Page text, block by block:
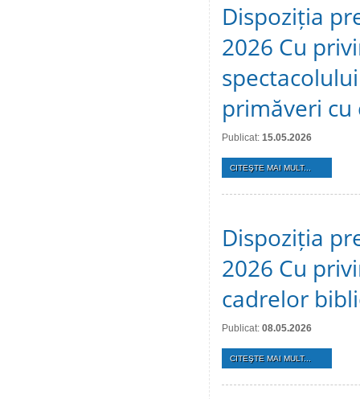
Dispoziția
2026 Cu
spectacolului
primăveri cu
Publicat: 15.05.2026
CITEŞTE MAI MULT...
Dispoziția
2026 Cu
cadrelor
Publicat: 08.05.2026
CITEŞTE MAI MULT...